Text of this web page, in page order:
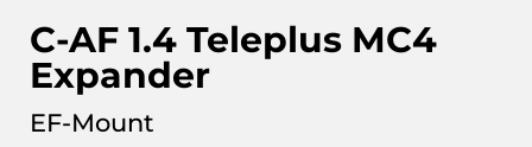
C-AF 1.4 Teleplus MC4
Expander
EF-Mount